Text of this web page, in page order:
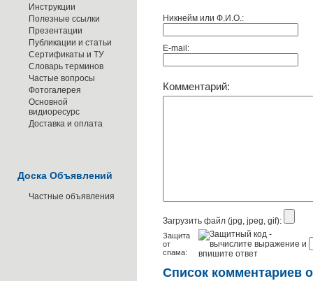
Инструкции
Полезные ссылки
Презентации
Публикации и статьи
Сертификаты и ТУ
Словарь терминов
Частые вопросы
Фотогалерея
Основной
видиоресурс
Доставка и оплата
Доска Объявлений
Частные объявления
Никнейм или Ф.И.О.:
E-mail:
Комментарий:
Загрузить файл (jpg, jpeg, gif):
Защита
от
спама:
Список комментариев